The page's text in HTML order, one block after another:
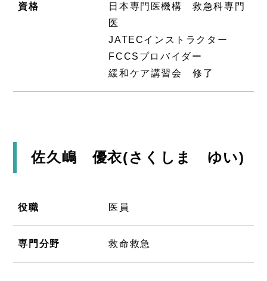
資格
日本専門医機構 救急科専門
医
JATECインストラクター
FCCSプロバイダー
緩和ケア講習会 修了
佐久嶋 優衣(さくしま ゆい)
役職 医員
専門分野 救命救急